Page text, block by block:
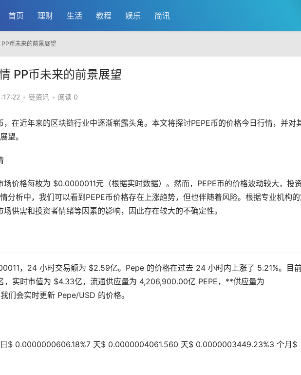
首页 理财 生活 教程 娱乐 简讯
币未来的前景展望
PP币未来的前景展望
• 链资讯 • 阅读 0
，在近年来的区块链行业中逐渐崭露头角。本文将探讨PEPE币的价格今日行情，并对
望。
场价格每枚为 $0.0000011元（根据实时数据）。然而，PEPE币的价格波动较大，投
分析中，我们可以看到PEPE币价格存在上涨趋势，但也伴随着风险。根据专业机构
场供需和投资者情绪等因素的影响，因此存在较大的不确定性。
，24 小时交易额为 $2.59亿。Pepe 的价格在过去 24 小时内上涨了 5.21%。目
，实时市值为 $4.33亿，流通供应量为 4,206,900.00亿 PEPE，**供应量为
们会实时更新 Pepe/USD 的价格。
日$ 0.0000000606.18%7 天$ 0.0000004061.560 天$ 0.0000003449.23%3 个月$